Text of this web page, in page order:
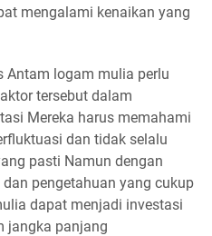
mengalami kenaikan yang
Antam logam mulia perlu
tersebut dalam
Mereka harus memahami
dan tidak selalu
pasti Namun dengan
pengetahuan yang cukup
dapat menjadi investasi
jangka panjang